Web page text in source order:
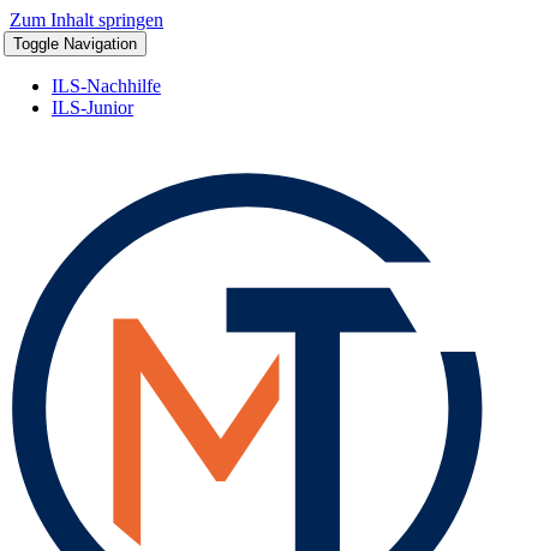
Zum Inhalt springen
Toggle Navigation
ILS-Nachhilfe
ILS-Junior